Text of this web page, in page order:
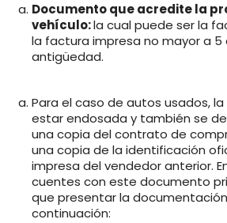
Documento que acredite la
vehículo:la cual puede ser la
la factura impresa no mayor a 5
antigüedad.
Para el caso de autos usados,
estar endosada y también se
una copia del contrato de
una copia de la identificación
impresa del vendedor anterior.
cuentes con este documento
que presentar la
continuación: